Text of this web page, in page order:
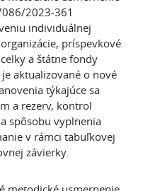
2023-361
individuálnej
príspevkové
a štátne fondy
aktualizované o nové
týkajúce sa
a rezerv, kontrol
spôsobu vyplnenia
v rámci tabuľkovej
závierky.